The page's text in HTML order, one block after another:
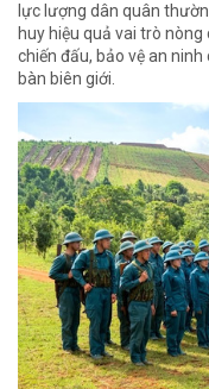
lực lượng dân quân
huy hiệu quả vai trò
chiến đấu, bảo vệ an
bàn biên giới.